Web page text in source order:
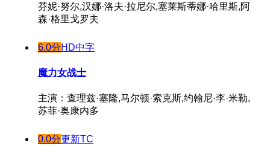
芬妮·努尔,汉娜·洛夫·拉尼尔,塞莱斯蒂娜·哈里斯,阿
森·格里戈罗夫
6.0分HD中字
魔力女战士
主演：查理兹·塞隆,马尔顿·索克斯,约翰尼·李·米勒,
苏菲·奥康内多
0.0分更新TC